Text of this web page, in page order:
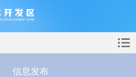
信息发布